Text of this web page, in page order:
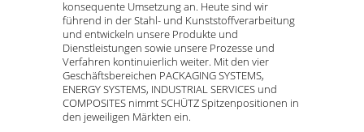
konsequente Umsetzung an. Heute sind wir
führend in der Stahl- und Kunststoffverarbeitung
und entwickeln unsere Produkte und
Dienstleistungen sowie unsere Prozesse und
Verfahren kontinuierlich weiter. Mit den vier
Geschäftsbereichen PACKAGING SYSTEMS,
ENERGY SYSTEMS, INDUSTRIAL SERVICES und
COMPOSITES nimmt SCHÜTZ Spitzenpositionen in
den jeweiligen Märkten ein.